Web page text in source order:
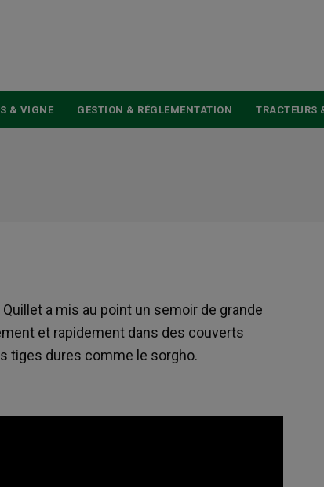
& VIGNE GESTION & RÉGLEMENTATION TRACTEURS
a mis au point un semoir de grande
et rapidement dans des couverts
tiges dures comme le sorgho.